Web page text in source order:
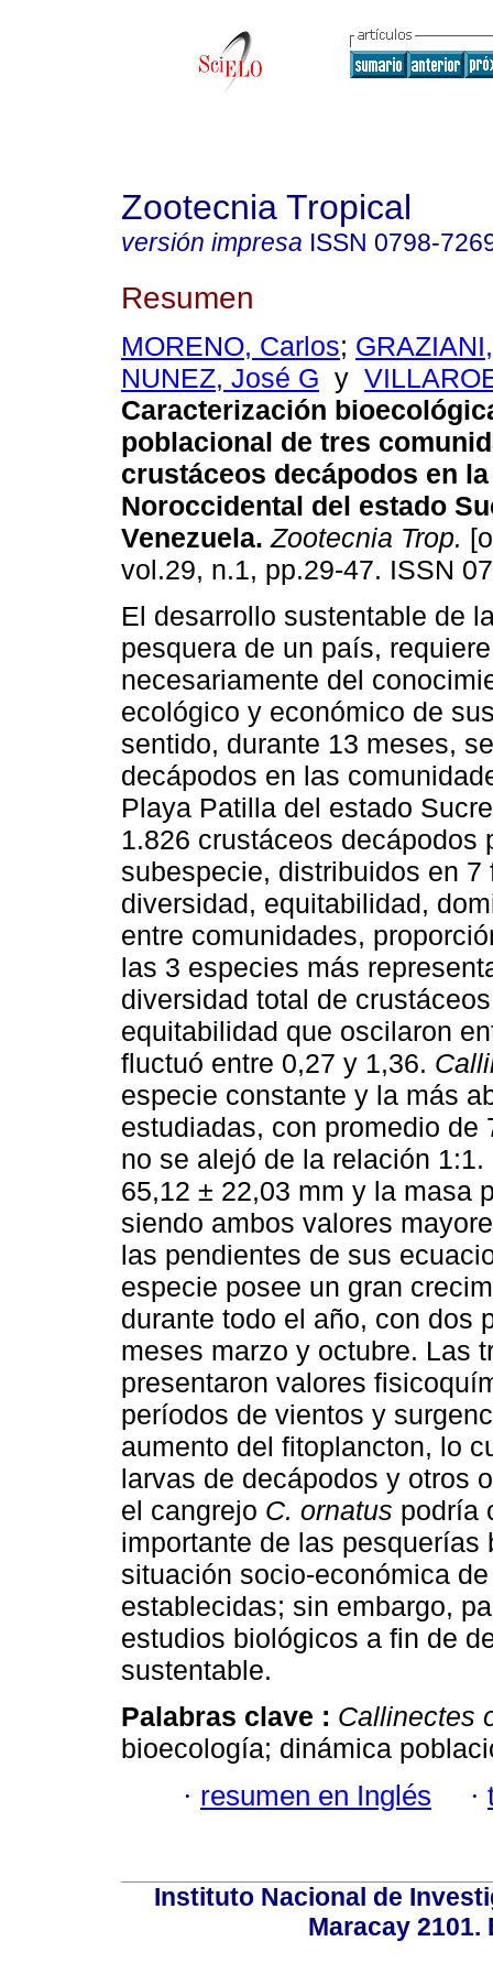
Zootecnia Tropical
versión impresa ISSN 0798-
Resumen
MORENO, Carlos;
NUNEZ, José G y
Caracterización
poblacional de tres
crustáceos decápodos en
Noroccidental del estado
Venezuela. Zootecnia Trop.
vol.29, n.1, pp.29-47. ISSN
El desarrollo sustentable de
pesquera de un país, requiere
necesariamente del
ecológico y económico de
sentido, durante 13 meses,
decápodos en las
Playa Patilla del estado
1.826 crustáceos decápodos
subespecie, distribuidos en
diversidad, equitabilidad,
entre comunidades,
las 3 especies más
diversidad total de
equitabilidad que oscilaron
fluctuó entre 0,27 y 1,36.
especie constante y la más
estudiadas, con promedio
no se alejó de la relación
65,12 ± 22,03 mm y la masa
siendo ambos valores
las pendientes de sus
especie posee un gran
durante todo el año, con dos
meses marzo y octubre. Las
presentaron valores
períodos de vientos y
aumento del fitoplancton, lo
larvas de decápodos y otros
el cangrejo C. ornatus podría
importante de las
situación socio-económica
establecidas; sin embargo,
estudios biológicos a fin de
sustentable.
Palabras clave : Callinectes
bioecología; dinámica
· resumen en Inglés ·
Instituto Nacional de
Maracay 2101.